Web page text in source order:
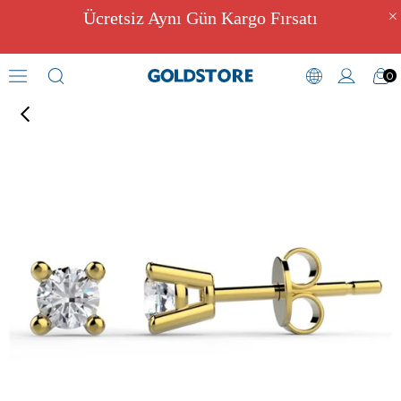
Ücretsiz Aynı Gün Kargo Fırsatı
0
Zirkon Taşlı Küpeler